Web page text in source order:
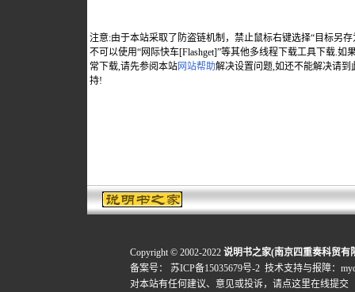
注意:由于本站采取了防盗链机制，禁止鼠标右键选择“目标另
不可以使用“网际快车[Flashget]”等其他多线程下载工具下载.如
常下载,请先参阅本站网站帮助解决设置问题,如还不能解决请到
持!
Copyright © 2002-2022 说明书之家(南京四重奏科贸有
备案号：
苏ICP备15035679号-2 技术支持与报障：
对本站有任何建议、意见或投诉， 请点这里在线提交